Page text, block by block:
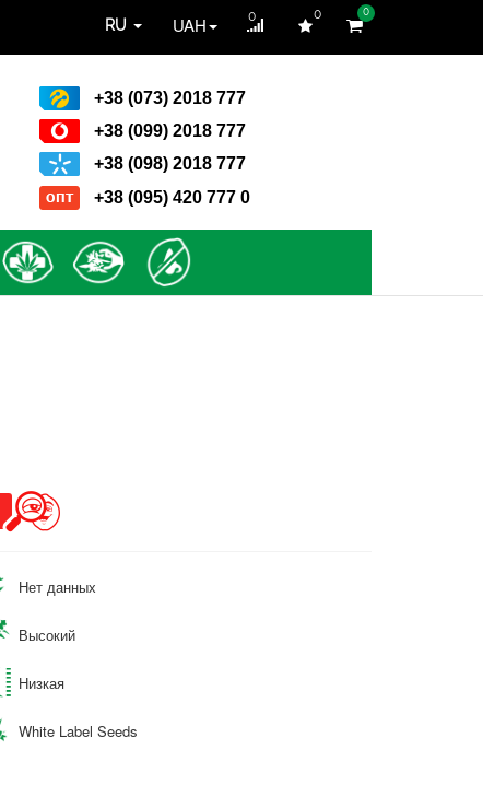
0
RU UAH 0 0
+38 (073) 2018 777
+38 (099) 2018 777
+38 (098) 2018 777
+38 (095) 420 777 0
Нет данных
Высокий
Низкая
White Label Seeds